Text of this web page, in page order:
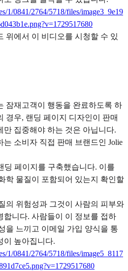
1/0841/2764/5718/files/image3_9e19
위에서 이 비디오를 시청할 수 있
잠재고객이 행동을 완료하도록 하
경우, 랜딩 페이지 디자인이 판매
만 집중해야 하는 것은 아닙니다.
소비자 직접 판매 브랜드인 Jolie
딩 페이지를 구축했습니다. 이를
학 물질이 포함되어 있는지 확인할
의 위험성과 그것이 사람의 피부와
합니다. 사람들이 이 정보를 접하
을 느끼고 이메일 가입 양식을 통
이 높아집니다.
1/0841/2764/5718/files/image5_8117